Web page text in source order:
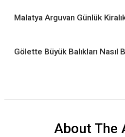
Malatya Arguvan Günlük
Gölette Büyük Balıkları Nasıl
About The